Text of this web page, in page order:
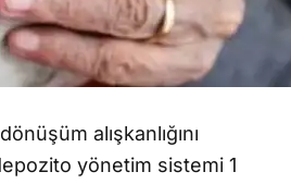
alışkanlığını
yönetim sistemi 1